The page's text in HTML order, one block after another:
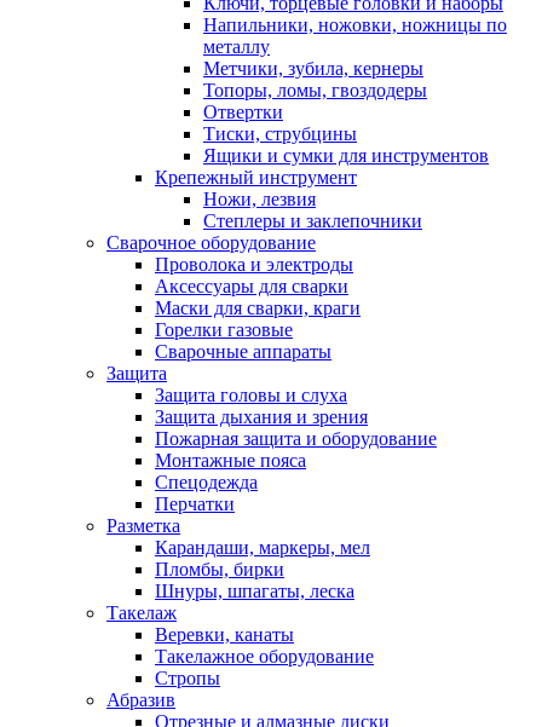
Напильники, ножовки, ножницы по
металлу
Метчики, зубила, кернеры
Топоры, ломы, гвоздодеры
Отвертки
Тиски, струбцины
Ящики и сумки для инструментов
Крепежный инструмент
Ножи, лезвия
Степлеры и заклепочники
Сварочное оборудование
Проволока и электроды
Аксессуары для сварки
Маски для сварки, краги
Горелки газовые
Сварочные аппараты
Защита
Защита головы и слуха
Защита дыхания и зрения
Пожарная защита и оборудование
Монтажные пояса
Спецодежда
Перчатки
Разметка
Карандаши, маркеры, мел
Пломбы, бирки
Шнуры, шпагаты, леска
Такелаж
Веревки, канаты
Такелажное оборудование
Стропы
Абразив
Отрезные и алмазные диски